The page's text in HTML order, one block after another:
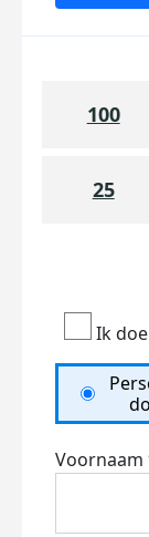
100
25
Ik
Voornaam